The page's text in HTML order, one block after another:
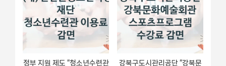
o
s
t
:
정부 지원 제도 “청소년수련관
강북구도시관리공단 “강북문